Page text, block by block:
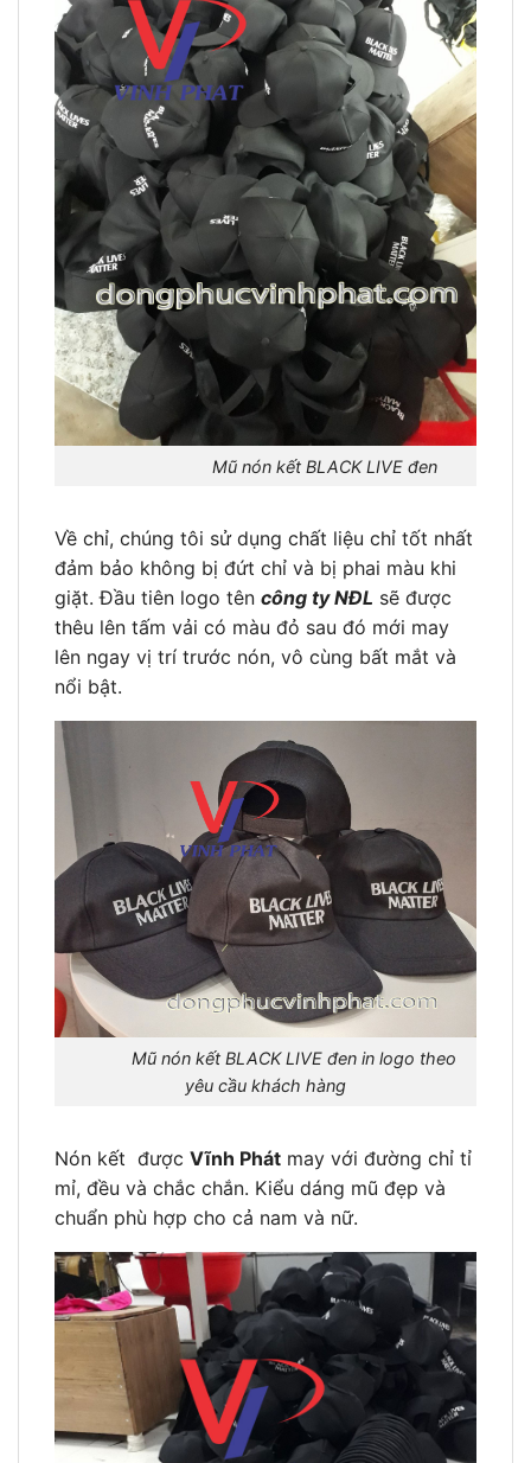
Mũ nón kết BLACK LIVE đen
Về chỉ, chúng tôi sử dụng chất liệu chỉ tốt nhất
đảm bảo không bị đứt chỉ và bị phai màu khi
giặt. Đầu tiên logo tên công ty NĐL sẽ được
thêu lên tấm vải có màu đỏ sau đó mới may
lên ngay vị trí trước nón, vô cùng bất mắt và
nổi bật.
Mũ nón kết BLACK LIVE đen in logo theo
yêu cầu khách hàng
Nón kết được Vĩnh Phát may với đường chỉ tỉ
mỉ, đều và chắc chắn. Kiểu dáng mũ đẹp và
chuẩn phù hợp cho cả nam và nữ.